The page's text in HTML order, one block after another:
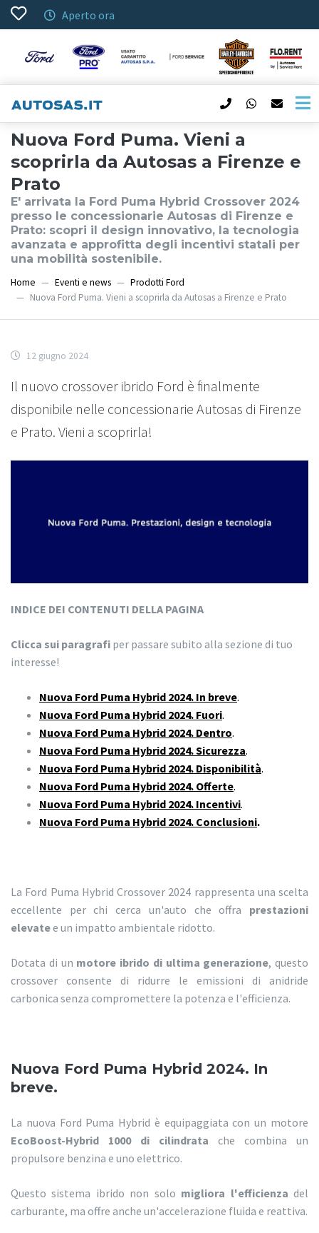
Aperto ora
Nuova Ford Puma. Vieni a
scoprirla da Autosas a Firenze e
Prato
E' arrivata la Ford Puma Hybrid Crossover 2024
presso le concessionarie Autosas di Firenze e
Prato: scopri il design innovativo, la tecnologia
avanzata e approfitta degli incentivi statali per
una mobilità sostenibile.
Home Eventi e news
Prodotti Ford
Nuova Ford Puma. Vieni a scoprirla da Autosas a Firenze e Prato
12 giugno 2024
Il nuovo crossover ibrido Ford è finalmente
disponibile nelle concessionarie Autosas di Firenze
e Prato. Vieni a scoprirla!
INDICE DEI CONTENUTI DELLA PAGINA
Clicca sui paragrafi per passare subito alla sezione di tuo
interesse!
Nuova Ford Puma Hybrid 2024. In breve.
Nuova Ford Puma Hybrid 2024. Fuori.
Nuova Ford Puma Hybrid 2024. Dentro.
Nuova Ford Puma Hybrid 2024. Sicurezza.
Nuova Ford Puma Hybrid 2024. Disponibilità.
Nuova Ford Puma Hybrid 2024. Offerte.
Nuova Ford Puma Hybrid 2024. Incentivi.
Nuova Ford Puma Hybrid 2024. Conclusioni.
La Ford Puma Hybrid Crossover 2024 rappresenta una scelta
eccellente per chi cerca un'auto che offra prestazioni
elevatee un impatto ambientale ridotto.
Dotata di un motore ibrido di ultima generazione, questo
crossover consente di ridurre le emissioni di anidride
carbonica senza compromettere la potenza e l'efficienza.
Nuova Ford Puma Hybrid 2024. In
breve.
La nuova Ford Puma Hybrid è equipaggiata con un motore
EcoBoost-Hybrid 1000 di cilindrata che combina un
propulsore benzina e uno elettrico.
Questo sistema ibrido non solo migliora l'efficienza del
carburante, ma offre anche un'accelerazione fluida e reattiva.